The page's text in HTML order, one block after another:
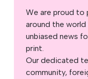
We are proud to
around the
unbiased news
print.
Our dedicated
community,